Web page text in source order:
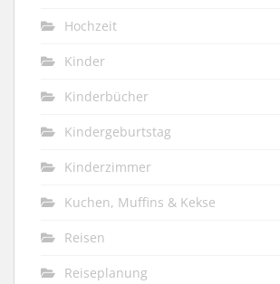
Hochzeit
Kinder
Kinderbücher
Kindergeburtstag
Kinderzimmer
Kuchen, Muffins & Kekse
Reisen
Reiseplanung